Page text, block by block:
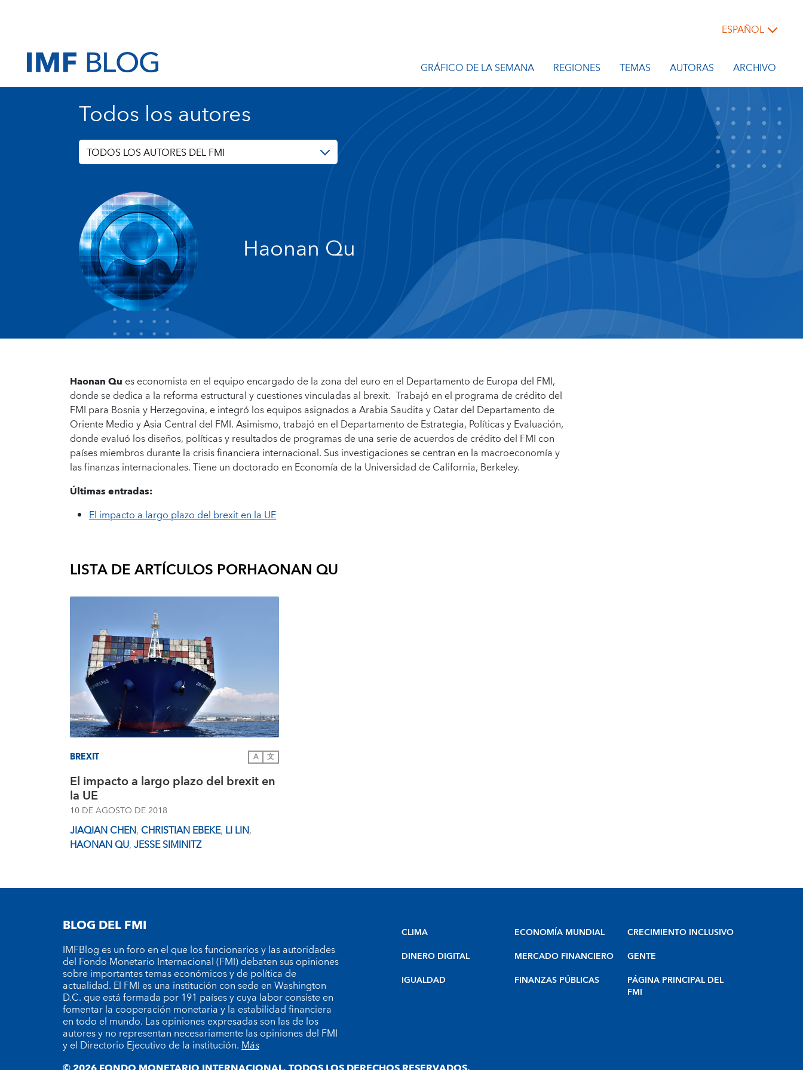
ESPAÑOL
GRÁFICO DE LA SEMANA REGIONES TEMAS AUTORAS ARCHIVO
Todos los autores
TODOS LOS AUTORES DEL FMI
Haonan Qu
Haonan Qu es economista en el equipo encargado de la zona del euro en el Departamento de Europa del FMI,
donde se dedica a la reforma estructural y cuestiones vinculadas al brexit. Trabajó en el programa de crédito del
FMI para Bosnia y Herzegovina, e integró los equipos asignados a Arabia Saudita y Qatar del Departamento de
Oriente Medio y Asia Central del FMI. Asimismo, trabajó en el Departamento de Estrategia, Políticas y Evaluación,
donde evaluó los diseños, políticas y resultados de programas de una serie de acuerdos de crédito del FMI con
países miembros durante la crisis financiera internacional. Sus investigaciones se centran en la macroeconomía y
las finanzas internacionales. Tiene un doctorado en Economía de la Universidad de California, Berkeley.
Últimas entradas:
El impacto a largo plazo del brexit en la UE
LISTA DE ARTÍCULOS PORHAONAN QU
BREXIT A 文
El impacto a largo plazo del brexit en
la UE
10 DE AGOSTO DE 2018
JIAQIAN CHEN, CHRISTIAN EBEKE, LI LIN,
HAONAN QU,JESSE SIMINITZ
BLOG DEL FMI
IMFBlog es un foro en el que los funcionarios y las autoridades
del Fondo Monetario Internacional (FMI) debaten sus opiniones
sobre importantes temas económicos y de política de
actualidad. El FMI es una institución con sede en Washington
D.C. que está formada por 191 países y cuya labor consiste en
fomentar la cooperación monetaria y la estabilidad financiera
en todo el mundo. Las opiniones expresadas son las de los
autores y no representan necesariamente las opiniones del FMI
y el Directorio Ejecutivo de la institución.Más
CLIMA
DINERO DIGITAL
IGUALDAD
ECONOMÍA MUNDIAL
MERCADO FINANCIERO
FINANZAS PÚBLICAS
CRECIMIENTO INCLUSIVO
GENTE
PÁGINA PRINCIPAL DEL
FMI